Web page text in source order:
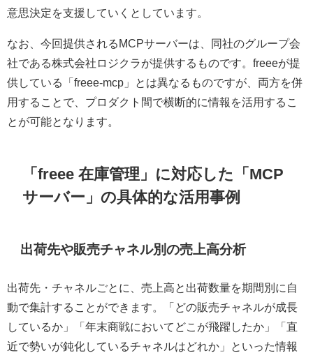
意思決定を支援していくとしています。
なお、今回提供されるMCPサーバーは、同社のグループ会
社である株式会社ロジクラが提供するものです。freeeが提
供している「freee-mcp」とは異なるものですが、両方を併
用することで、プロダクト間で横断的に情報を活用するこ
とが可能となります。
「freee 在庫管理」に対応した「MCP
サーバー」の具体的な活用事例
出荷先や販売チャネル別の売上高分析
出荷先・チャネルごとに、売上高と出荷数量を期間別に自
動で集計することができます。「どの販売チャネルが成長
しているか」「年末商戦においてどこが飛躍したか」「直
近で勢いが鈍化しているチャネルはどれか」といった情報